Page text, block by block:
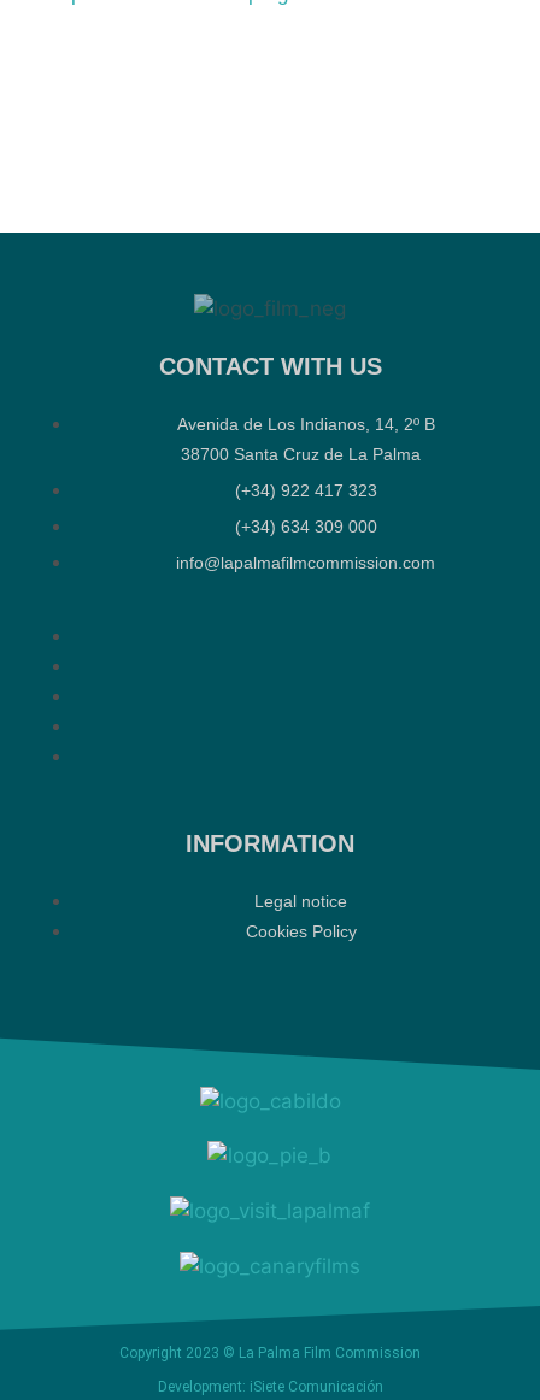
CONTACT WITH US
Avenida de Los Indianos, 14, 2º B
38700 Santa Cruz de La Palma
(+34) 922 417 323
(+34) 634 309 000
info@lapalmafilmcommission.com
INFORMATION
Legal notice
Cookies Policy
Copyright 2023 © La Palma Film Commission
Development: iSiete Comunicación